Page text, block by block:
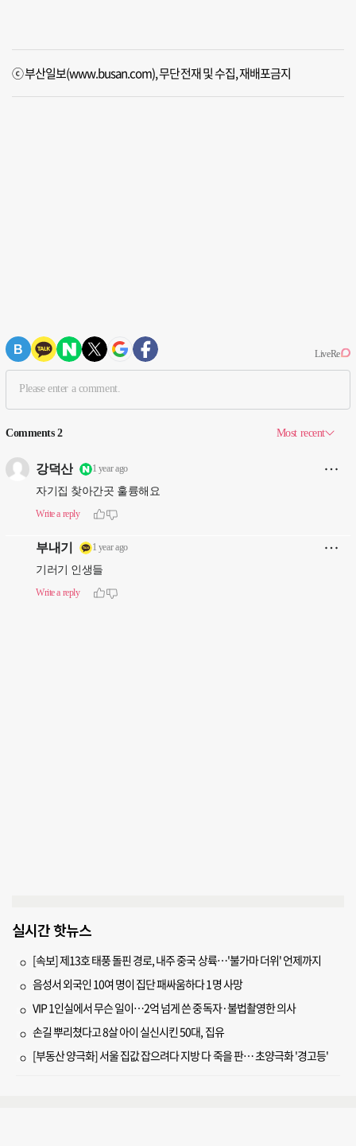
ⓒ 부산일보(www.busan.com), 무단전재 및 수집, 재배포금지
실시간 핫뉴스
[속보] 제13호 태풍 돌핀 경로, 내주 중국 상륙…'불가마 더위' 언제까지
음성서 외국인 10여 명이 집단 패싸움하다 1명 사망
VIP 1인실에서 무슨 일이…2억 넘게 쓴 중독자·불법촬영한 의사
손길 뿌리쳤다고 8살 아이 실신시킨 50대, 집유
[부동산 양극화] 서울 집값 잡으려다 지방 다 죽을 판… 초양극화 '경고등'